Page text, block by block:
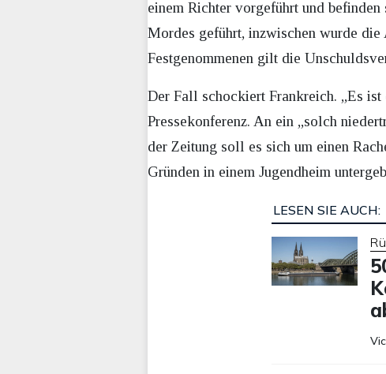
einem Richter vorgeführt und
Mordes geführt, inzwischen wurde
Festgenommenen gilt die
Der Fall schockiert Frankreich. „Es
Pressekonferenz. An ein „solch
der Zeitung soll es sich um einen
Gründen in einem Jugendheim
LESEN SIE AUCH: